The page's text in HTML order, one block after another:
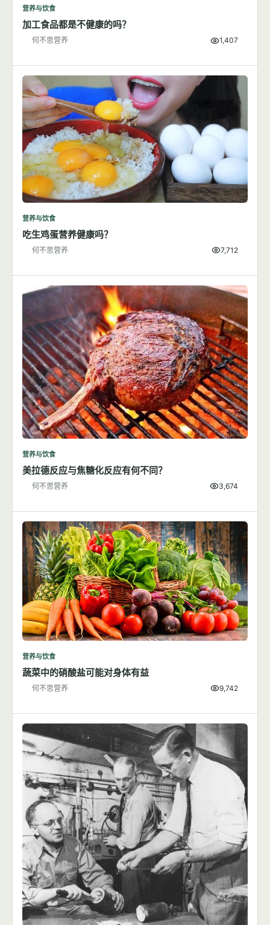
营养与饮食
加工食品都是不健康的吗？
何不思营养 1,407
营养与饮食
吃生鸡蛋营养健康吗？
何不思营养 7,712
营养与饮食
美拉德反应与焦糖化反应有何不同？
何不思营养 3,674
营养与饮食
蔬菜中的硝酸盐可能对身体有益
何不思营养 9,742